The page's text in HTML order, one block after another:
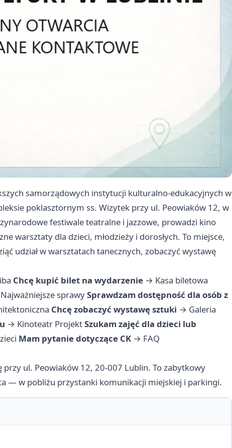
samorządowych instytucji kulturalno-edukacyjnych w
poklasztornym ss. Wizytek przy ul. Peowiaków 12, w
festiwale teatralne i jazzowe, prowadzi kino
warsztaty dla dzieci, młodzieży i dorosłych. To miejsce,
udział w warsztatach tanecznych, zobaczyć wystawę
Chcę kupić bilet na wydarzenie → Kasa biletowa
Najważniejsze sprawySprawdzam dostępność dla osób z
Chcę zobaczyć wystawę sztuki → Galeria
→ Kinoteatr ProjektSzukam zajęć dla dzieci lub
Mam pytanie dotyczące CK → FAQ
przy ul. Peowiaków 12, 20-007 Lublin. To zabytkowy
— w pobliżu przystanki komunikacji miejskiej i parkingi.